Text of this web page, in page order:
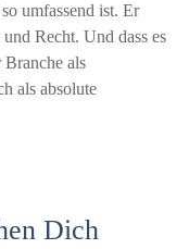
umfassend ist. Er
Recht. Und dass es
als
als absolute
Dich